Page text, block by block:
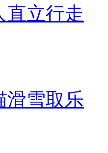
直立行走
滑雪取乐